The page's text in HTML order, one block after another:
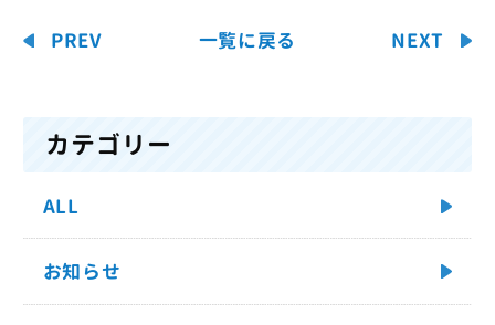
PREV 一覧に戻る NEXT
カテゴリー
ALL
お知らせ